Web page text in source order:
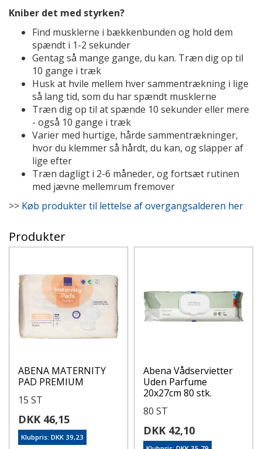
Kniber det med styrken?
Find musklerne i bækkenbunden og hold dem
spændt i 1-2 sekunder
Gentag så mange gange, du kan. Træn dig op til
10 gange i træk
Husk at hvile mellem hver sammentrækning i lige
så lang tid, som du har spændt musklerne
Træn dig op til at spænde 10 sekunder eller mere
- også 10 gange i træk
Varier med hurtige, hårde sammentrækninger,
hvor du klemmer så hårdt, du kan, og slapper af
lige efter
Træn dagligt i 2-6 måneder, og fortsæt rutinen
med jævne mellemrum fremover
>> Køb produkter til lettelse af overgangsalderen her
Produkter
ABENA MATERNITY
PAD PREMIUM
15 ST
DKK 46,15
Klubpris: DKK 39,23
Abena Vådservietter
Uden Parfume
20x27cm 80 stk.
80 ST
DKK 42,10